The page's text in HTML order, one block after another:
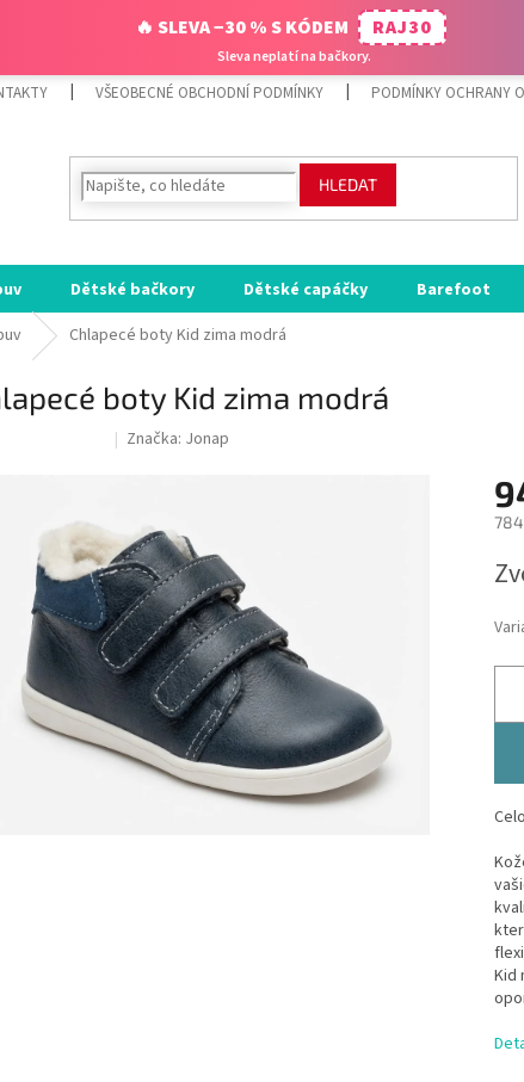
VŠEOBECNÉ OBCHODNÍ PODMÍNKY PODMÍNKY OCHRANY
HLEDAT
Dětské bačkory Dětské capáčky Barefoot
Chlapecé boty Kid zima modrá
boty Kid zima modrá
Značka: Jonap
784
Kid
🔥 SLEVA −30 % S KÓDEM RAJ30
Sleva neplatí na bačkory.